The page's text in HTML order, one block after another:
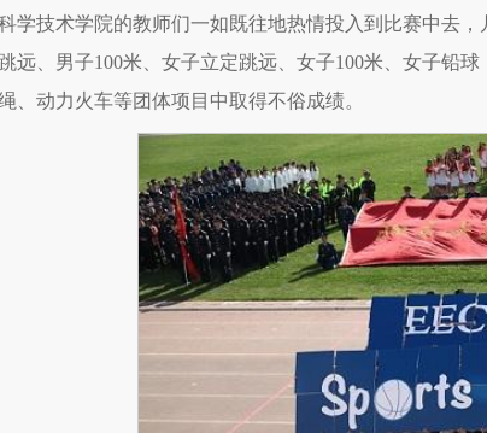
学技术学院的教师们一如既往地热情投入到比赛中去
远、男子100米、女子立定跳远、女子100米、女子铅
、动力火车等团体项目中取得不俗成绩。